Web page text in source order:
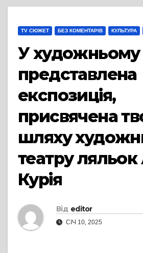
TV СЮЖЕТ БЕЗ КОМЕНТАРІВ КУЛЬТУРА
У художньому
представлена
експозиція,
присвячена
шляху
театру ляльок
Курія
Від editor
СІЧ 10, 2025